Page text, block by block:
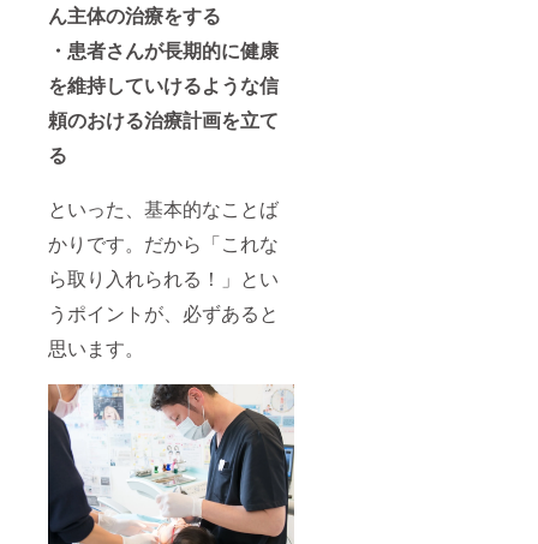
ん主体の治療をする
・患者さんが長期的に健康
を維持していけるような信
頼のおける治療計画を立て
る
といった、基本的なことば
かりです。だから「これな
ら取り入れられる！」とい
うポイントが、必ずあると
思います。